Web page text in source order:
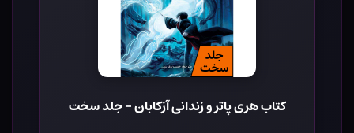
کتاب هری پاتر و زندانی آزکابان - جلد سخت